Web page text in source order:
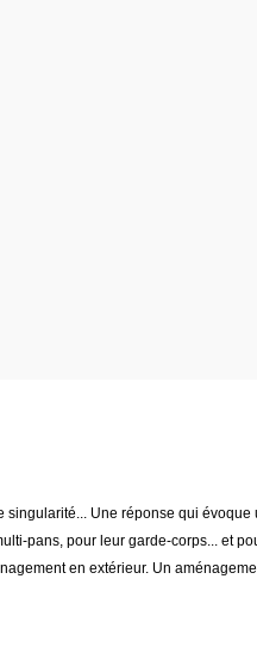
Une réponse qui évoque
pans, pour leur garde-corps... et
en extérieur. Un